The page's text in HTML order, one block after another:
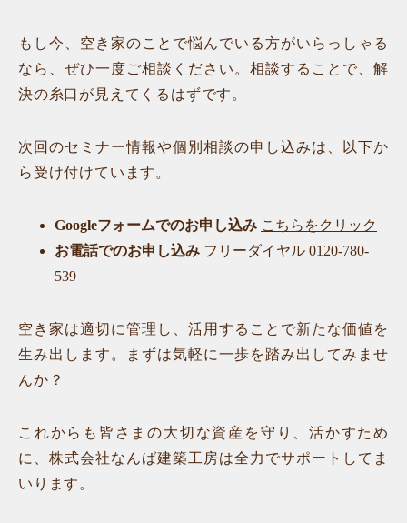
もし今、空き家のことで悩んでいる方がいらっしゃる
なら、ぜひ一度ご相談ください。相談することで、解
決の糸口が見えてくるはずです。
次回のセミナー情報や個別相談の申し込みは、以下か
ら受け付けています。
Googleフォームでのお申し込み こちらをクリック
お電話でのお申し込み フリーダイヤル 0120-780-
539
空き家は適切に管理し、活用することで新たな価値を
生み出します。まずは気軽に一歩を踏み出してみませ
んか？
これからも皆さまの大切な資産を守り、活かすため
に、株式会社なんば建築工房は全力でサポートしてま
いります。